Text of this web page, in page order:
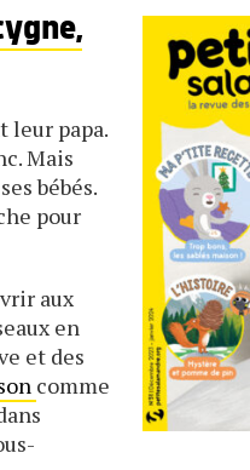
leur papa.
Mais
bébés.
pour
aux
en
et des
comme